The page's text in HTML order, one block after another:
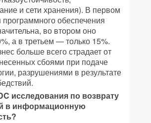
и сети хранения). В первом
программного обеспечения
во втором оно
а в третьем — только 15%.
больше всего страдает от
сбоями при подаче
разрушениями в результате
исследования по возврату
в информационную